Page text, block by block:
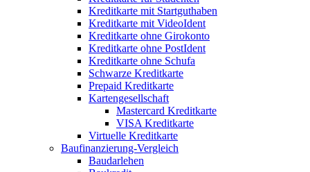
Kreditkarte mit Startguthaben
Kreditkarte mit VideoIdent
Kreditkarte ohne Girokonto
Kreditkarte ohne PostIdent
Kreditkarte ohne Schufa
Schwarze Kreditkarte
Prepaid Kreditkarte
Kartengesellschaft
Mastercard Kreditkarte
VISA Kreditkarte
Virtuelle Kreditkarte
Baufinanzierung-Vergleich
Baudarlehen